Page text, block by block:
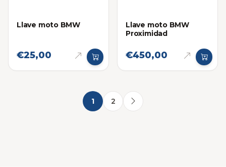
Llave moto BMW
€25,00
Llave moto BMW
Proximidad
€450,00
1 2